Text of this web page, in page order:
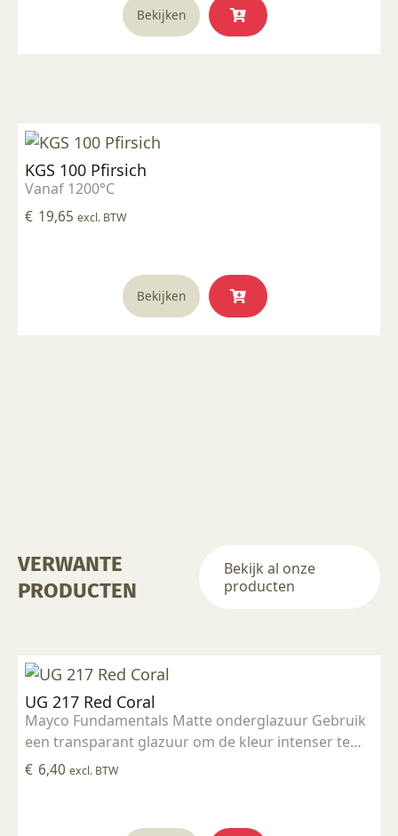
Bekijken
KGS 100 Pfirsich
Vanaf 1200°C
€ 19,65 excl. BTW
Bekijken
VERWANTE
PRODUCTEN
Bekijk al onze
producten
UG 217 Red Coral
Mayco Fundamentals Matte onderglazuur Gebruik
een transparant glazuur om de kleur intenser te
maken Geschikt voor gebruiksgoed mits er een
€ 6,40 excl. BTW